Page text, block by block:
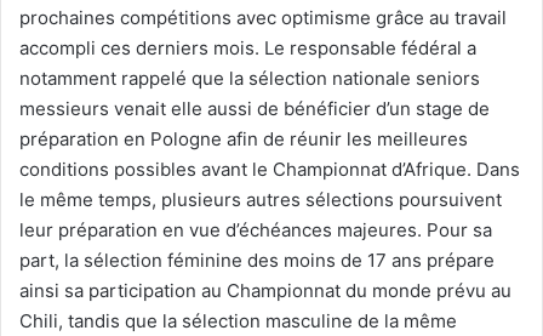
prochaines compétitions avec optimisme grâce au travail
accompli ces derniers mois. Le responsable fédéral a
notamment rappelé que la sélection nationale seniors
messieurs venait elle aussi de bénéficier d’un stage de
préparation en Pologne afin de réunir les meilleures
conditions possibles avant le Championnat d’Afrique. Dans
le même temps, plusieurs autres sélections poursuivent
leur préparation en vue d’échéances majeures. Pour sa
part, la sélection féminine des moins de 17 ans prépare
ainsi sa participation au Championnat du monde prévu au
Chili, tandis que la sélection masculine de la même